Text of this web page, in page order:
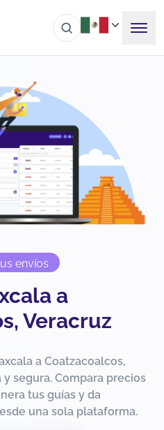
envíos
a
Veracruz
a Coatzacoalcos,
segura. Compara precios
tus guías y da
una sola plataforma.